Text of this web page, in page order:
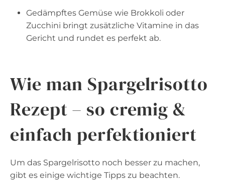
Gedämpftes Gemüse wie Brokkoli oder
Zucchini bringt zusätzliche Vitamine in das
Gericht und rundet es perfekt ab.
Wie man Spargelrisotto
Rezept – so cremig &
einfach perfektioniert
Um das Spargelrisotto noch besser zu machen,
gibt es einige wichtige Tipps zu beachten.